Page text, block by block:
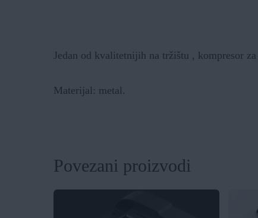
Jedan od kvalitetnijih na tržištu , kompresor
Materijal: metal.
Povezani proizvodi